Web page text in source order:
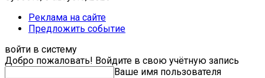
Реклама на сайте
Предложить событие
войти в систему
Добро пожаловать! Войдите в свою учётную запись
Ваше имя пользователя